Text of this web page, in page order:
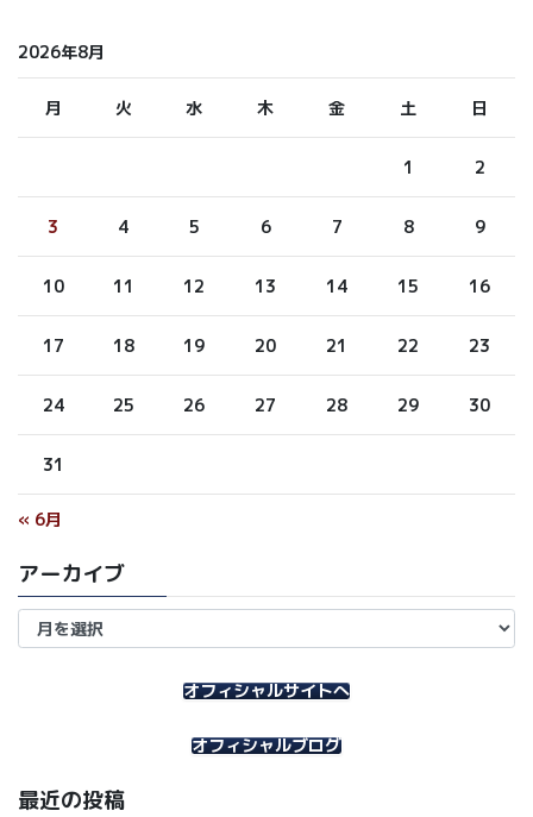
2026年8月
月 火 水 木 金 土 日
1 2
3 4 5 6 7 8 9
10 11 12 13 14 15 16
17 18 19 20 21 22 23
24 25 26 27 28 29 30
31
« 6月
アーカイブ
ア
オフィシャルサイトへ
オフィシャルブログ
最近の投稿